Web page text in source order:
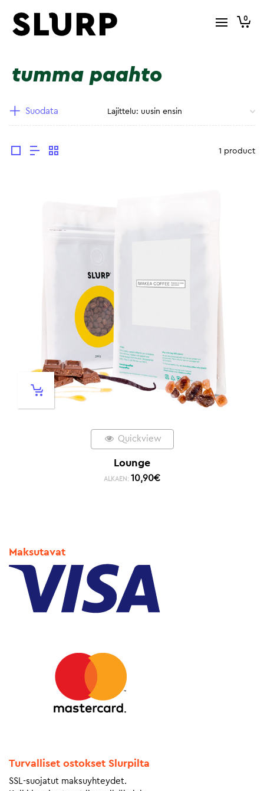
0
tumma paahto
Suodata
1 product
Quickview
Lounge
ALKAEN: 10,90€
Maksutavat
Turvalliset ostokset Slurpilta
SSL-suojatut maksuyhteydet.